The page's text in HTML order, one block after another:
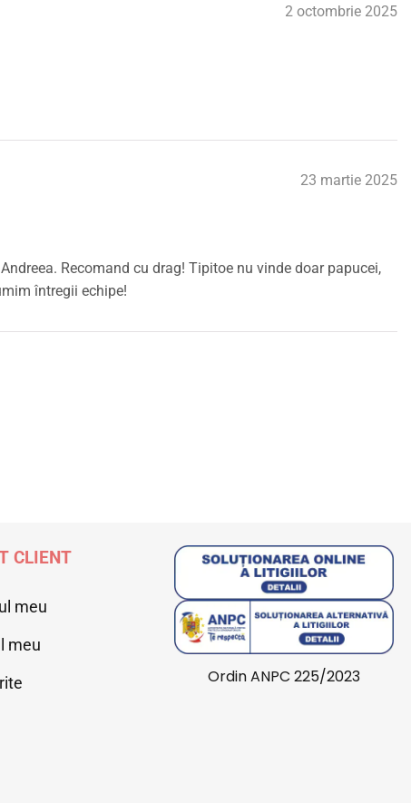
2 octombrie 2025
23 martie 2025
Recomand cu drag! Tipitoe nu vinde doar papucei,
întregii echipe!
CLIENT
meu
meu
Ordin ANPC 225/2023